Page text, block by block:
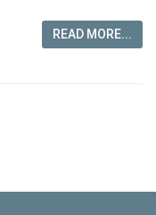
READ MORE...